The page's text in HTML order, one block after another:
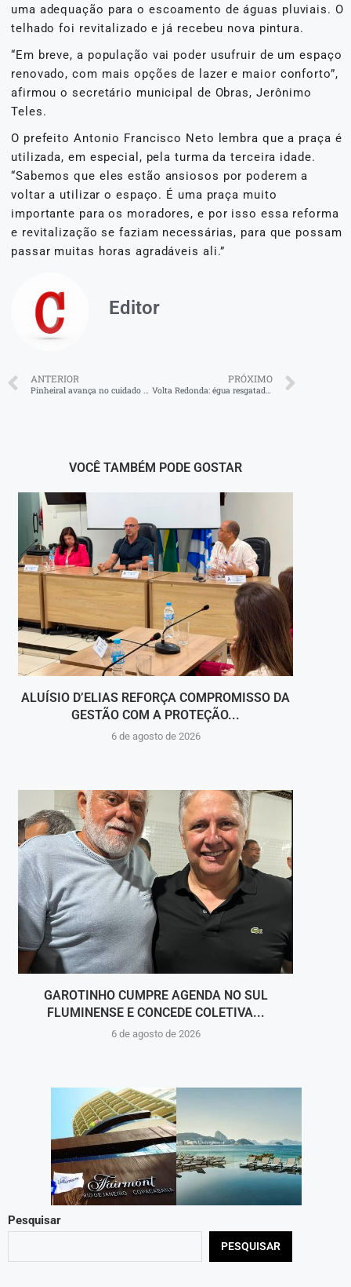
uma adequação para o escoamento de águas pluviais. O
telhado foi revitalizado e já recebeu nova pintura.
“Em breve, a população vai poder usufruir de um espaço
renovado, com mais opções de lazer e maior conforto”,
afirmou o secretário municipal de Obras, Jerônimo
Teles.
O prefeito Antonio Francisco Neto lembra que a praça é
utilizada, em especial, pela turma da terceira idade.
“Sabemos que eles estão ansiosos por poderem a
voltar a utilizar o espaço. É uma praça muito
importante para os moradores, e por isso essa reforma
e revitalização se faziam necessárias, para que possam
passar muitas horas agradáveis ali.”
Editor
ANTERIOR
Pinheiral avança no cuidado oncológico com a criação de centro especializado
PRÓXIMO
Volta Redonda: égua resgatada pela SMPDA recebe cuidados veterinários
VOCÊ TAMBÉM PODE GOSTAR
ALUÍSIO D’ELIAS REFORÇA COMPROMISSO DA
GESTÃO COM A PROTEÇÃO...
6 de agosto de 2026
GAROTINHO CUMPRE AGENDA NO SUL
FLUMINENSE E CONCEDE COLETIVA...
6 de agosto de 2026
Pesquisar
PESQUISAR